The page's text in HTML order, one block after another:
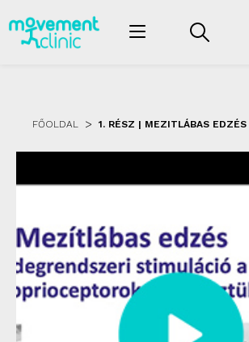
FŐOLDAL > 1. RÉSZ | MEZITLÁBAS EDZÉS